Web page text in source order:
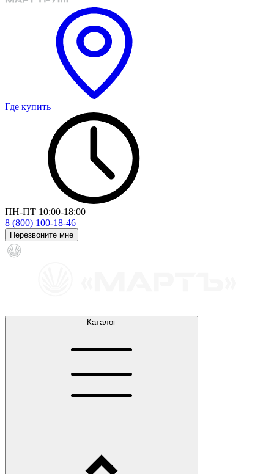
Где купить
ПН-ПТ 10:00-18:00
8 (800) 100-18-46
Перезвоните мне
Каталог